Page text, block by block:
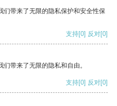
们带来了无限的隐私保护和安全性保
支持[0] 反对[0]
带来了无限的隐私和自由。
支持[0] 反对[0]